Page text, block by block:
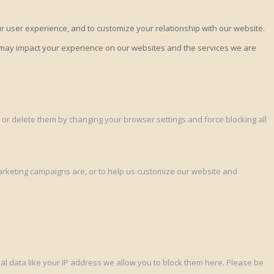
user experience, and to customize your relationship with our website.
impact your experience on our websites and the services we are
delete them by changing your browser settings and force blocking all
campaigns are, or to help us customize our website and
data like your IP address we allow you to block them here. Please be